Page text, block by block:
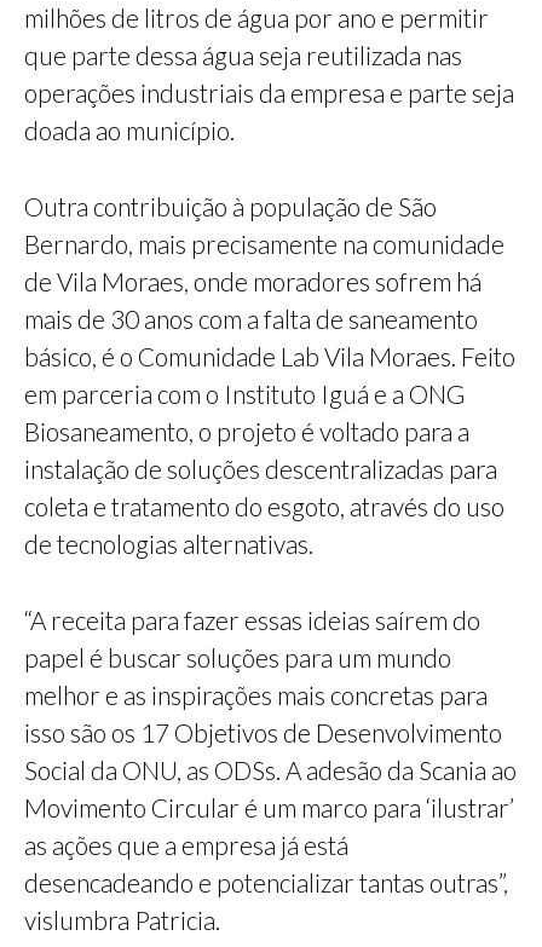
milhões de litros de água por ano e permitir
que parte dessa água seja reutilizada nas
operações industriais da empresa e parte seja
doada ao município.
Outra contribuição à população de São
Bernardo, mais precisamente na comunidade
de Vila Moraes, onde moradores sofrem há
mais de 30 anos com a falta de saneamento
básico, é o Comunidade Lab Vila Moraes. Feito
em parceria com o Instituto Iguá e a ONG
Biosaneamento, o projeto é voltado para a
instalação de soluções descentralizadas para
coleta e tratamento do esgoto, através do uso
de tecnologias alternativas.
“A receita para fazer essas ideias saírem do
papel é buscar soluções para um mundo
melhor e as inspirações mais concretas para
isso são os 17 Objetivos de Desenvolvimento
Social da ONU, as ODSs. A adesão da Scania ao
Movimento Circular é um marco para ‘ilustrar’
as ações que a empresa já está
desencadeando e potencializar tantas outras”,
vislumbra Patricia.